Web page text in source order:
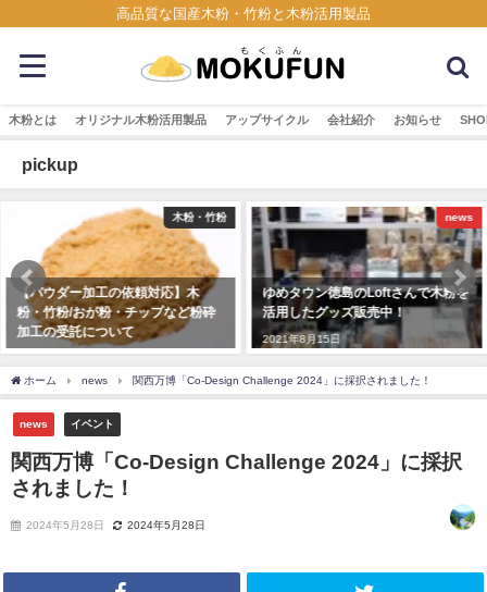
高品質な国産木粉・竹粉と木粉活用製品
木粉とは オリジナル木粉活用製品 アップサイクル 会社紹介 お知らせ
pickup
news
ゆめタウン徳島のLoftさんで木粉を
活用したグッズ販売中！
2021年8月15日
木粉簡易ト
200918 フォーカス徳島にて木
易トイレをご紹介頂きました
2020年9月22日
ホーム news 関西万博「Co-Design Challenge 2024」に採択されました！
news イベント
関西万博「Co-Design Challenge 2024」に採択
されました！
2024年5月28日 2024年5月28日